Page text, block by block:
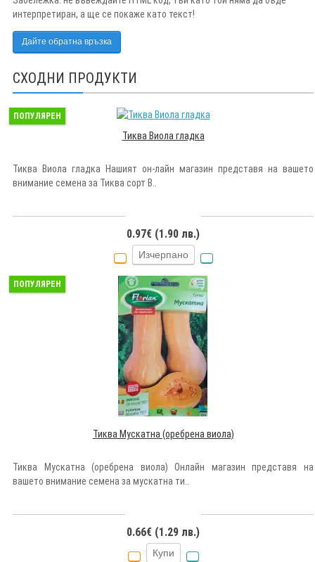
интерпретиран, а ще се покаже като текст!
Дайте обратна връзка
СХОДНИ ПРОДУКТИ
ПОПУЛЯРЕН
Тиква Виола гладка
Тиква Виола гладка Нашият он-лайн магазин представя на вашето
внимание семена за Тиква сорт В..
0.97€ (1.90 лв.)
Изчерпано
ПОПУЛЯРЕН
Тиква Mускатна (оребрена виола)
Тиква Mускатна (оребрена виола) Онлайн магазин представя на
вашето внимание семена за мускатна ти..
0.66€ (1.29 лв.)
Купи